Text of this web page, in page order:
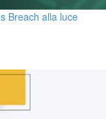
Breach alla luce